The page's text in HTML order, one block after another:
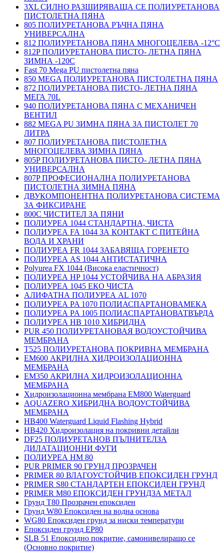
3XL СИЛНО РАЗШИРЯВАЩА СЕ ПОЛИУРЕТАНОВА
ПИСТОЛЕТНА ПЯНА
805 ПОЛИУРЕТАНОВА РЪЧНА ПЯНА
УНИВЕРСАЛНА
812 ПОЛИУРЕТАНОВА ПЯНА МНОГОЦЕЛЕВА -12°C
812P ПОЛИУРЕТАНОВА ПИСТО- ЛЕТНА ПЯНА
ЗИМНА -120С
Fast 70 Mega PU пистолетна пяна
850 MEGA ПОЛИУРЕТАНОВА ПИСТОЛЕТНА ПЯНА
872 ПОЛИУРЕТАНОВА ПИСТО- ЛЕТНА ПЯНА
МЕГА 70L
940 ПОЛИУРЕТАНОВА ПЯНА С МЕХАНИЧЕН
ВЕНТИЛ
882 MEGA PU ЗИМНА ПЯНА ЗА ПИСТОЛЕТ 70
ЛИТРА
807 ПОЛИУРЕТАНОВА ПИСТОЛЕТНА
МНОГОЦЕЛЕВА ЗИМНА ПЯНА
805P ПОЛИУРЕТАНОВА ПИСТО- ЛЕТНА ПЯНА
УНИВЕРСАЛНА
807P ПРОФЕСИОНАЛНА ПОЛИУРЕТАНОВА
ПИСТОЛЕТНА ЗИМНА ПЯНА
ДВУКОМПОНЕНТНА ПОЛИУРЕТАНОВА СИСТЕМА
ЗА ФИКСИРАНЕ
800C ЧИСТИТЕЛ ЗА ПЯНИ
ПОЛИУРЕА 1044 СТАНДАРТНА, ЧИСТА
ПОЛИУРЕА FA 1044 ЗА КОНТАКТ С ПИТЕЙНА
ВОДА И ХРАНИ
ПОЛИУРЕА FR 1044 ЗАБАВЯЩА ГОРЕНЕТО
ПОЛИУРЕА AS 1044 АНТИСТАТИЧНА
Polyurea FX 1044 (Висока еластичност)
ПОЛИУРЕА HP 1044 УСТОЙЧИВА НА АБРАЗИЯ
ПОЛИУРЕА 1045 ЕКО ЧИСТА
АЛИФАТНА ПОЛИУРЕА AL 1070
ПОЛИУРЕА PA 1070 ПОЛИАСПАРТАНОВАМЕКА
ПОЛИУРЕА PA 1005 ПОЛИАСПАРТАНОВАТВЪРДА
ПОЛИУРЕА HB 1010 ХИБРИДНА
PUR 450 ПОЛИУРЕТАНОВАЯ ВОДОУСТОЙЧИВА
МЕМБРАНА
T525 ПОЛИУРЕТАНОВА ПОКРИВНА МЕМБРАНА
EM600 АКРИЛНА ХИДРОИЗОЛАЦИОННА
МЕМБРАНА
EM350 АКРИЛНА ХИДРОИЗОЛАЦИОННА
МЕМБРАНА
Хидроизолационна мембрана EM800 Waterguard
AQUAZERO ХИБРИДНА ВОДОУСТОЙЧИВА
МЕМБРАНА
HB400 Waterguard Liquid Flashing Hybrid
HB420 Хидроизолация на покривни детайли
DF25 ПОЛИУРЕТАНОВ ПЪЛНИТЕЛЗА
ДИЛАТАЦИОННИ ФУГИ
ПОЛИУРЕА HM 80
PUR PRIMER 90 ГРУНД ПРОЗРАЧЕН
PRIMER 80 ВЛАГОУСТОЙЧИВ ЕПОКСИДЕН ГРУНД
PRIMER S80 СТАНДАРТЕН ЕПОКСИДЕН ГРУНД
PRIMER M80 ЕПОКСИДЕН ГРУНДЗА МЕТАЛ
Грунд Т80 Прозрачен епоксиден
Грунд W80 Епоксиден на водна основа
WG80 Епоксиден грунд за ниски температури
Епоксиден грунд EP80
SLB 51 Епоксидно покритие, самонивелиращо се
(Основно покритие)